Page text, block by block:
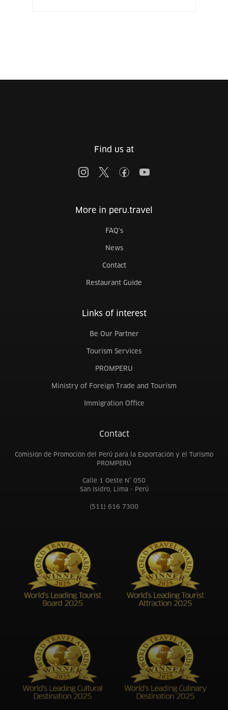
Find us at
More in peru.travel
FAQ's
News
Contact
Restaurant Guide
Links of interest
Be Our Partner
Tourism Services
PROMPERU
Ministry of Foreign Trade and Tourism
Immigration Office
Contact
Comisión de Promoción del Perú para la Exportación y el Turismo
PROMPERÚ
Calle 1 Oeste N° 050
San Isidro, Lima - Perú
(511) 616 7300